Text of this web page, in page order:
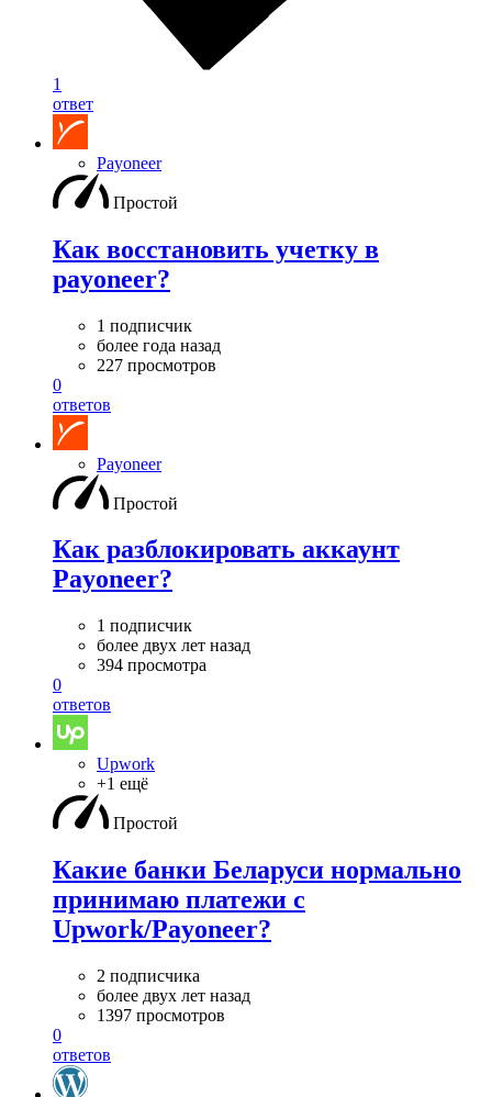
1
ответ
Payoneer
Простой
Как восстановить учетку в
payoneer?
1 подписчик
более года назад
227 просмотров
0
ответов
Payoneer
Простой
Как разблокировать аккаунт
Payoneer?
1 подписчик
более двух лет назад
394 просмотра
0
ответов
Upwork
+1 ещё
Простой
Какие банки Беларуси нормально
принимаю платежи с
Upwork/Payoneer?
2 подписчика
более двух лет назад
1397 просмотров
0
ответов